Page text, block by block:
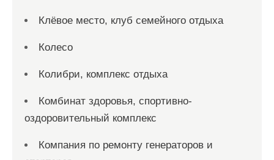
Клёвое место, клуб семейного отдыха
Колесо
Колибри, комплекс отдыха
Комбинат здоровья, спортивно-
оздоровительный комплекс
Компания по ремонту генераторов и